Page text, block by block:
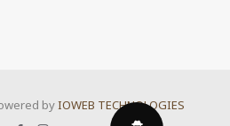
byIOWEB TECHNOLOGIES